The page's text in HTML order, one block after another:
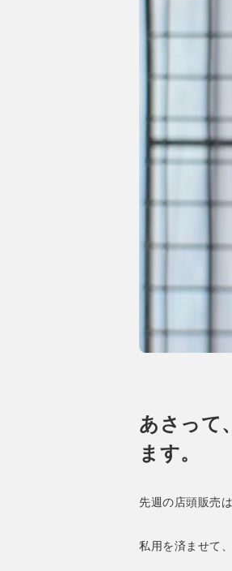
あさって
ます。
先週の店頭販売
私用を済ませて